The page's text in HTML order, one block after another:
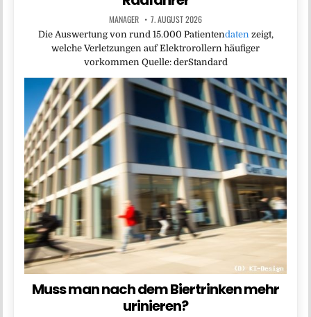
MANAGER 7. AUGUST 2026
Die Auswertung von rund 15.000 Patientendatenzeigt,
welche Verletzungen auf Elektrorollern häufiger
vorkommen Quelle: derStandard
Muss man nach dem Biertrinken mehr
urinieren?